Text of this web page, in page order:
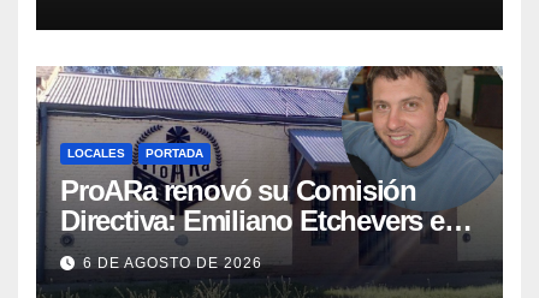
LOCALES PORTADA
ProARa renovó su Comisión
Directiva: Emiliano Etchevers es
el nuevo Presidente de la entidad
6 DE AGOSTO DE 2026